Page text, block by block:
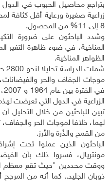
بتراجع محاصيل الحبوب في
زراعية صغيرة ورعاية أقل كثافة
8 إلى 11% من المحصول
.
وشدد الباحثون على ضرورة
المناخية، في ضوء ظاهرة التغير
الظواهر المناخية.
موجات الجفاف والحر والفيضانات،
الزراعية في الدول التي تعرضت
تبين للباحثين من خلال التحليل
لهما، خلافا لموجات الحر
من القمح والذُرة والأرز.
الباحثون الذين عملوا تحت
مونتريال، فسروا ذلك بأن
ووقت محددين "حيث تقع معظم
ذوبان الجليد.. كما أنه من